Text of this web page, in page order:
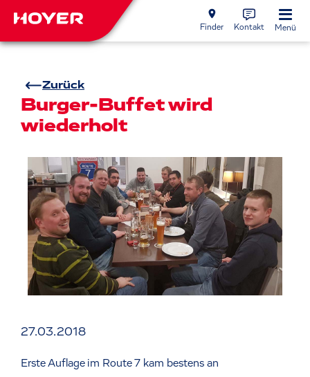
Finder Kontakt Menü
Zurück
Burger-Buffet wird
wiederholt
27.03.2018
Erste Auflage im Route 7 kam bestens an